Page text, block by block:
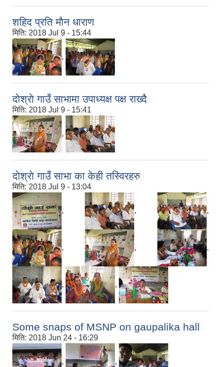
शहिद प्रति माैन धाराण
मिति: 2018 Jul 9 - 15:44
,
दाेश्राे गाउँ साभामा उपाध्यक्ष पक्ष राख्दै
मिति: 2018 Jul 9 - 15:41
,
दाेश्राे गाउँ साभा का केही तस्विरहरु
मिति: 2018 Jul 9 - 13:04
, , ,
, , ,
, ,
Some snaps of MSNP on gaupalika hall
मिति: 2018 Jun 24 - 16:29
, ,